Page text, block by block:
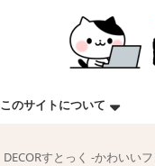
このサイトについて
DECORすとっく -かわいい